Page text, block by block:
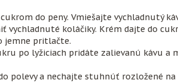
do peny. Vmiešajte vychladnutý
vychladnuté koláčiky. Krém dajte do
jemne pritlačte.
po lyžiciach pridáte zalievanú kávu a
polevy a nechajte stuhnúť rozložené na